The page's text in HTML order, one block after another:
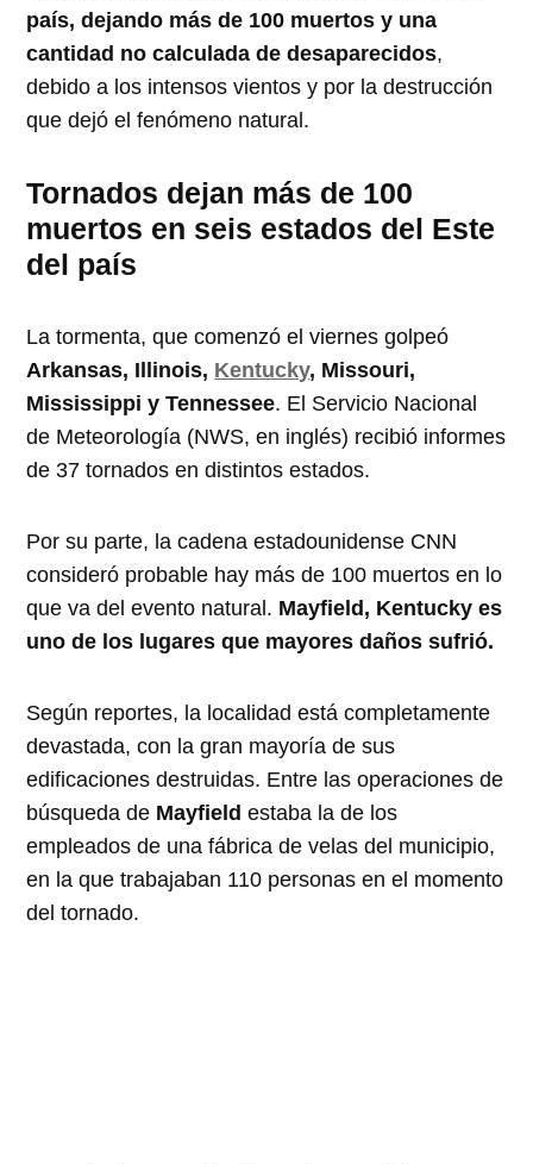
país, dejando más de 100 muertos y una
cantidad no calculada de desaparecidos,
debido a los intensos vientos y por la destrucción
que dejó el fenómeno natural.
Tornados dejan más de 100
muertos en seis estados del Este
del país
La tormenta, que comenzó el viernes golpeó
Arkansas, Illinois, Kentucky, Missouri,
Mississippi y Tennessee. El Servicio Nacional
de Meteorología (NWS, en inglés) recibió informes
de 37 tornados en distintos estados.
Por su parte, la cadena estadounidense CNN
consideró probable hay más de 100 muertos en lo
que va del evento natural. Mayfield, Kentucky es
uno de los lugares que mayores daños sufrió.
Según reportes, la localidad está completamente
devastada, con la gran mayoría de sus
edificaciones destruidas. Entre las operaciones de
búsqueda de Mayfieldestaba la de los
empleados de una fábrica de velas del municipio,
en la que trabajaban 110 personas en el momento
del tornado.